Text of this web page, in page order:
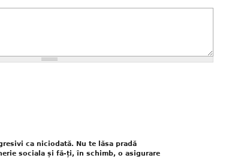
ca niciodată. Nu te lăsa pradă
sociala și fă-ți, în schimb, o asigurare